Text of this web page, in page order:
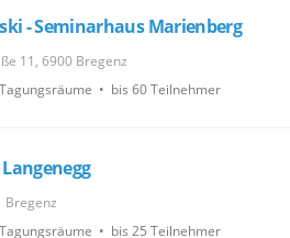
- Seminarhaus Marienberg
11, 6900 Bregenz
• bis 60 Teilnehmer
Bregenz
• bis 25 Teilnehmer